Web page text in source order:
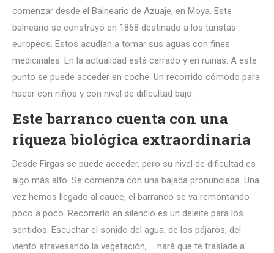
comenzar desde el Balneario de Azuaje, en Moya. Este
balneario se construyó en 1868 destinado a los turistas
europeos. Estos acudían a tomar sus aguas con fines
medicinales. En la actualidad está cerrado y en ruinas. A este
punto se puede acceder en coche. Un recorrido cómodo para
hacer con niños y con nivel de dificultad bajo.
Este barranco cuenta con una
riqueza biológica extraordinaria
Desde Firgas se puede acceder, pero su nivel de dificultad es
algo más alto. Se comienza con una bajada pronunciada. Una
vez hemos llegado al cauce, el barranco se va remontando
poco a poco. Recorrerlo en silencio es un deleite para los
sentidos. Escuchar el sonido del agua, de los pájaros, del
viento atravesando la vegetación, … hará que te traslade a